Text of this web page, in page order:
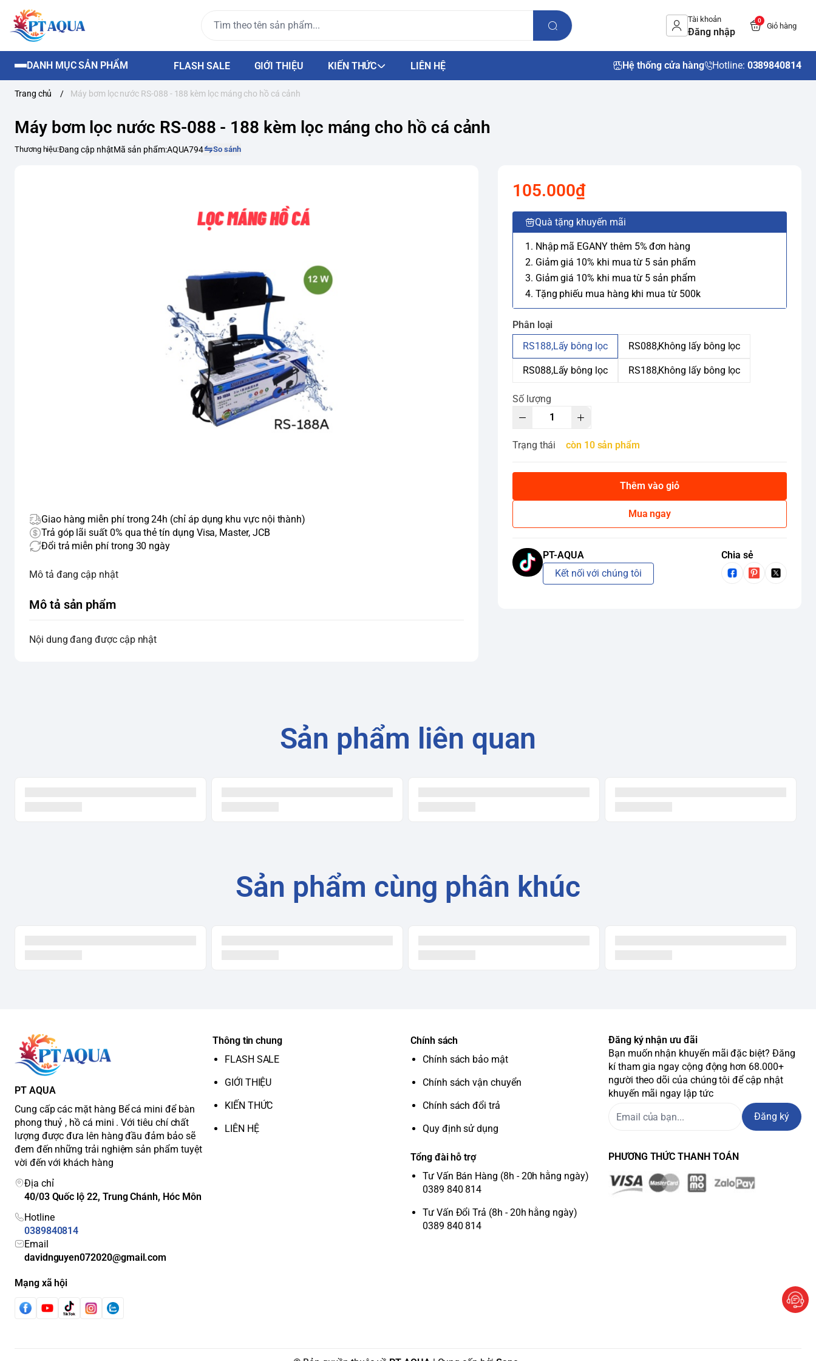
Tài khoản
Đăng nhập
0
Giỏ hàng
DANH MỤC SẢN PHẨM FLASH SALE GIỚI THIỆU KIẾN THỨC LIÊN HỆ Hệ thống cửa hàng Hotline: 0389840814
Trang chủ / Máy bơm lọc nước RS-088 - 188 kèm lọc máng cho hồ cá cảnh
Máy bơm lọc nước RS-088 - 188 kèm lọc máng cho hồ cá cảnh
Thương hiệu:Đang cập nhậtMã sản phẩm:AQUA794 So sánh
105.000₫
Quà tặng khuyến mãi
1. Nhập mã EGANY thêm 5% đơn hàng
2. Giảm giá 10% khi mua từ 5 sản phẩm
3. Giảm giá 10% khi mua từ 5 sản phẩm
4. Tặng phiếu mua hàng khi mua từ 500k
Phân loại
RS188,Lấy bông lọc
RS088,Không lấy bông lọc
RS088,Lấy bông lọc RS188,Không lấy bông lọc
Số lượng
Trạng thái còn 10 sản phẩm
Thêm vào giỏ
Mua ngay
PT-AQUA
Kết nối với chúng tôi
Chia sẻ
Giao hàng miễn phí trong 24h (chỉ áp dụng khu vực nội thành)
Trả góp lãi suất 0% qua thẻ tín dụng Visa, Master, JCB
Đổi trả miễn phí trong 30 ngày
Mô tả đang cập nhật
Mô tả sản phẩm
Nội dung đang được cập nhật
Sản phẩm liên quan
Sản phẩm cùng phân khúc
PT AQUA
Cung cấp các mặt hàng Bể cá mini để bàn
phong thuỷ , hồ cá mini . Với tiêu chí chất
lượng được đưa lên hàng đầu đảm bảo sẽ
đem đến những trải nghiệm sản phẩm tuyệt
vời đến với khách hàng
Địa chỉ
40/03 Quốc lộ 22, Trung Chánh, Hóc Môn
Hotline
0389840814
Email
davidnguyen072020@gmail.com
Mạng xã hội
Thông tin chung
FLASH SALE
GIỚI THIỆU
KIẾN THỨC
LIÊN HỆ
Chính sách
Chính sách bảo mật
Chính sách vận chuyển
Chính sách đổi trả
Quy định sử dụng
Tổng đài hỗ trợ
Tư Vấn Bán Hàng (8h - 20h hằng ngày)
0389 840 814
Tư Vấn Đổi Trả (8h - 20h hằng ngày)
0389 840 814
Đăng ký nhận ưu đãi
Bạn muốn nhận khuyến mãi đặc biệt? Đăng
kí tham gia ngay cộng động hơn 68.000+
người theo dõi của chúng tôi để cập nhật
khuyến mãi ngay lập tức
Đăng ký
PHƯƠNG THỨC THANH TOÁN